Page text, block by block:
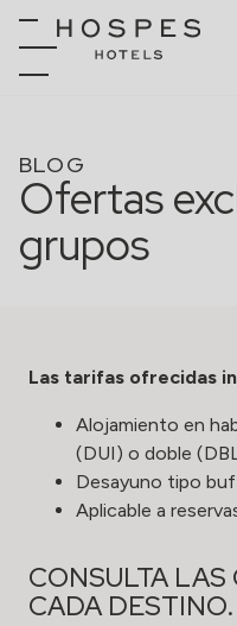
BLOG
Ofertas
grupos
Las tarifas ofrecidas
Alojamiento en
(DUI) o doble
Desayuno tipo
Aplicable a
CONSULTA
CADA DESTINO.